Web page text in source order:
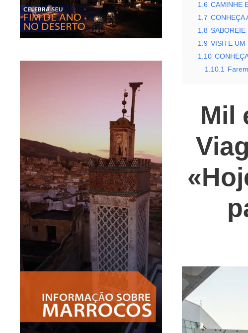
1.6 CAMINHE
1.7 CONHEÇA
1.8 SABOREIE
1.9 VISITE UM
1.10
1.10.1
Mil